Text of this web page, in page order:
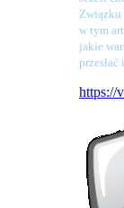
Związku
w tym
jakie
przesłać
https://